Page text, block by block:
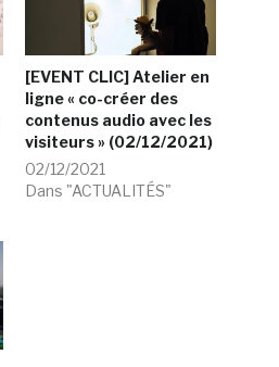
[EVENT CLIC] Atelier en
ligne « co-créer des
contenus audio avec les
visiteurs » (02/12/2021)
02/12/2021
Dans "ACTUALITÉS"